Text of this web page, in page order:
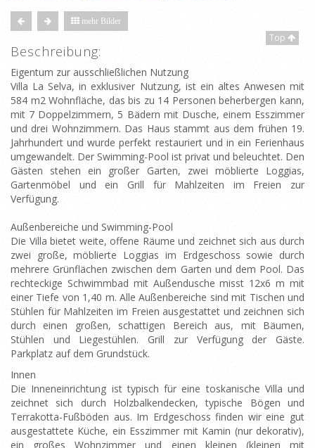
mehr Bilder
Top
Beschreibung:
Eigentum zur ausschließlichen Nutzung
Villa La Selva, in exklusiver Nutzung, ist ein altes Anwesen mit
584 m2 Wohnfläche, das bis zu 14 Personen beherbergen kann,
mit 7 Doppelzimmern, 5 Bädern mit Dusche, einem Esszimmer
und drei Wohnzimmern. Das Haus stammt aus dem frühen 19.
Jahrhundert und wurde perfekt restauriert und in ein Ferienhaus
umgewandelt. Der Swimming-Pool ist privat und beleuchtet. Den
Gästen stehen ein großer Garten, zwei möblierte Loggias,
Gartenmöbel und ein Grill für Mahlzeiten im Freien zur
Verfügung.
Außenbereiche und Swimming-Pool
Die Villa bietet weite, offene Räume und zeichnet sich aus durch
zwei große, möblierte Loggias im Erdgeschoss sowie durch
mehrere Grünflächen zwischen dem Garten und dem Pool. Das
rechteckige Schwimmbad mit Außendusche misst 12x6 m mit
einer Tiefe von 1,40 m. Alle Außenbereiche sind mit Tischen und
Stühlen für Mahlzeiten im Freien ausgestattet und zeichnen sich
durch einen großen, schattigen Bereich aus, mit Bäumen,
Stühlen und Liegestühlen. Grill zur Verfügung der Gäste.
Parkplatz auf dem Grundstück.
Innen
Die Inneneinrichtung ist typisch für eine toskanische Villa und
zeichnet sich durch Holzbalkendecken, typische Bögen und
Terrakotta-Fußböden aus. Im Erdgeschoss finden wir eine gut
ausgestattete Küche, ein Esszimmer mit Kamin (nur dekorativ),
ein großes Wohnzimmer und einen kleinen (kleinen mit